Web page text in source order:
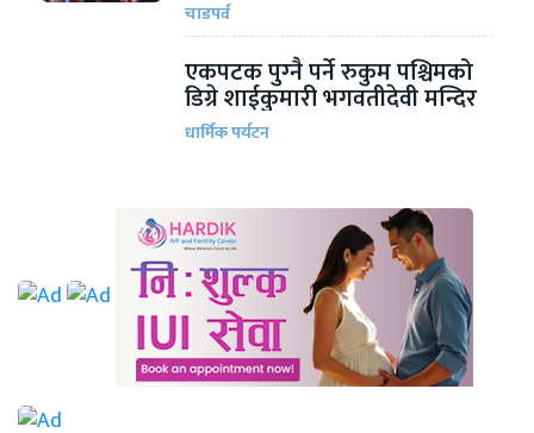
चाडपर्व
एकपटक पुग्‍नै पर्ने रुकुम पश्चिमको
डिग्रे शाईकुमारी भगवतीदेवी मन्दिर
धार्मिक पर्यटन